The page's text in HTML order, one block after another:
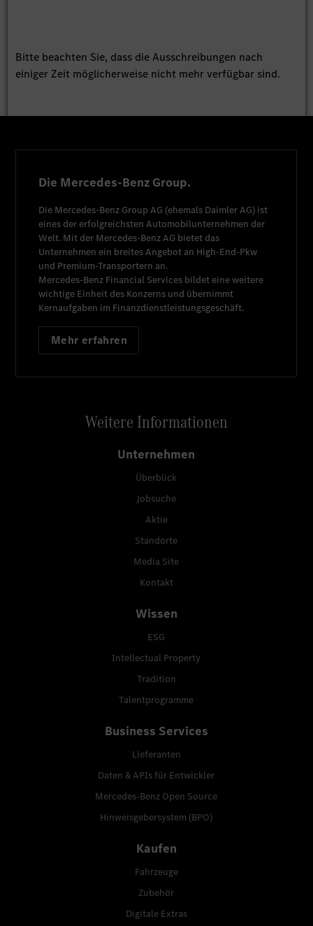
Bitte beachten Sie, dass die Ausschreibungen nach
einiger Zeit möglicherweise nicht mehr verfügbar sind.
Die Mercedes-Benz Group.
Die Mercedes-Benz Group AG (ehemals Daimler AG) ist
eines der erfolgreichsten Automobilunternehmen der
Welt. Mit der Mercedes-Benz AG bietet das
Unternehmen ein breites Angebot an High-End-Pkw
und Premium-Transportern an.
Mercedes-Benz Financial Services bildet eine weitere
wichtige Einheit des Konzerns und übernimmt
Kernaufgaben im Finanzdienstleistungsgeschäft.
Mehr erfahren
Weitere Informationen
Unternehmen
Überblick
Jobsuche
Aktie
Standorte
Media Site
Kontakt
Wissen
ESG
Intellectual Property
Tradition
Talentprogramme
Business Services
Lieferanten
Daten & APIs für Entwickler
Mercedes-Benz Open Source
Hinweisgebersystem (BPO)
Kaufen
Fahrzeuge
Zubehör
Digitale Extras